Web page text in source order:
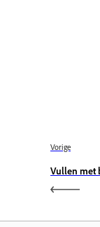
Vorige
Vullen met